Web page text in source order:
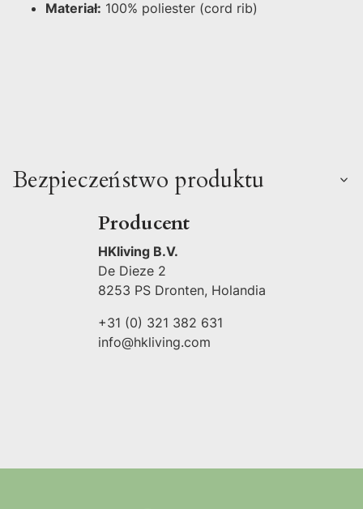
Materiał: 100% poliester (cord rib)
Bezpieczeństwo produktu
Producent
HKliving B.V.
De Dieze 2
8253 PS Dronten, Holandia
+31 (0) 321 382 631
info@hkliving.com